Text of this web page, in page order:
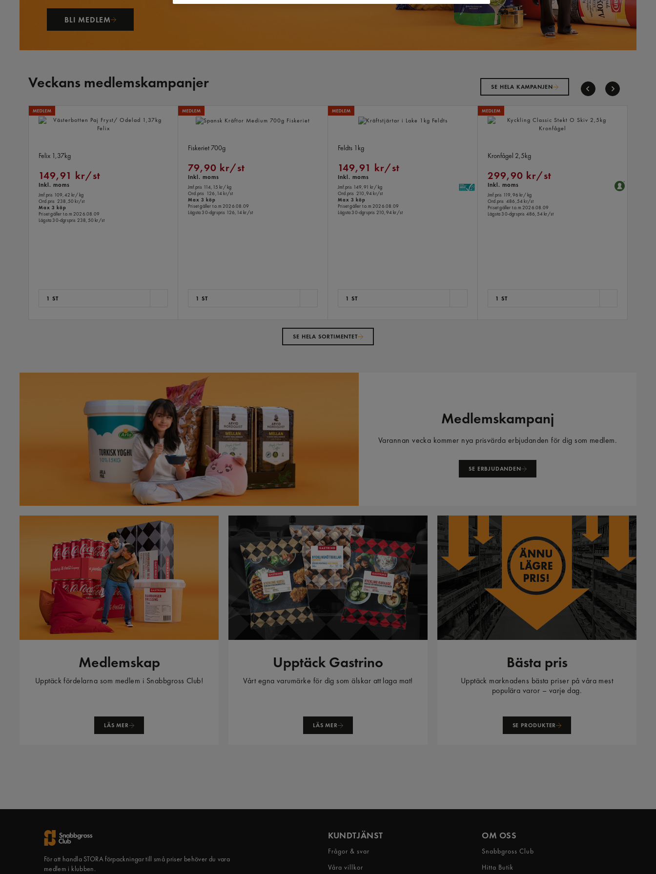
BLI MEDLEM
Veckans medlemskampanjer SE HELA KAMPANJEN
Felix 1,37kg
149,91 kr/st
Inkl. moms
Jmf.pris 109,42 kr/ kg
Ord.pris 238,50 kr/st
Max 3 köp
Priset gäller t.o.m 2026.08.09
Lägsta 30-dgrspris 238,50 kr/st
1 ST
Fiskeriet 700g
79,90 kr/st
Inkl. moms
Jmf.pris 114,15 kr/ kg
Ord.pris
126,14 kr/st
Max 3 köp
Priset gäller t.o.m 2026.08.09
Lägsta 30-dgrspris 126,14 kr/st
1 ST
Feldts 1kg
149,91 kr/st
Inkl. moms
Jmf.pris 149,91 kr/ kg
Ord.pris 210,94 kr/st
Max 3 köp
Priset gäller t.o.m 2026.08.09
Lägsta 30-dgrspris 210,94 kr/st
1 ST
Kronfågel 2,5kg
299,90 kr/st
Inkl. moms
Jmf.pris 119,96 kr/ kg
Ord.pris 486,54 kr/st
Priset gäller t.o.m 2026.08.09
Lägsta 30-dgrspris 486,54 kr/st
1 ST
SE HELA SORTIMENTET
Medlemskampanj
Varannan vecka kommer nya prisvärda erbjudanden för dig som medlem.
SE ERBJUDANDEN
Medlemskap
Upptäck fördelarna som medlem i Snabbgross Club!
LÄS MER
Upptäck Gastrino
Vårt egna varumärke för dig som älskar att laga mat!
LÄS MER
Bästa pris
Upptäck marknadens bästa priser på våra mest
populära varor – varje dag.
SE PRODUKTER
För att handla STORA förpackningar till små priser behöver du vara
medlem i klubben.
KUNDTJÄNST
Frågor & svar
Våra villkor
OM OSS
Snabbgross Club
Hitta Butik